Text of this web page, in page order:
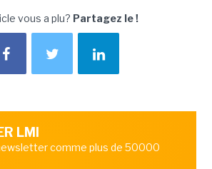
vous a plu? Partagez le !
LMI
comme plus de 50000